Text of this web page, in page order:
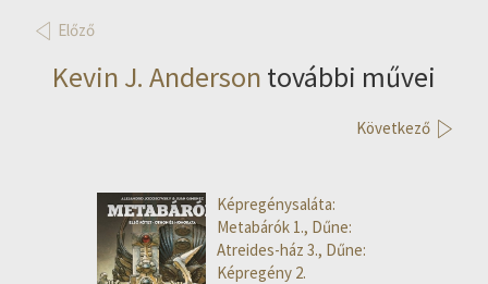
Előző
Kevin J. Anderson további művei
Következő
Képregénysaláta:
Metabárók 1., Dűne:
Atreides-ház 3., Dűne:
Képregény 2.